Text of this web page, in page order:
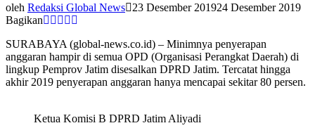
oleh Redaksi Global News 23 Desember 201924 Desember 2019
Bagikan
SURABAYA (global-news.co.id) – Minimnya penyerapan
anggaran hampir di semua OPD (Organisasi Perangkat Daerah) di
lingkup Pemprov Jatim disesalkan DPRD Jatim. Tercatat hingga
akhir 2019 penyerapan anggaran hanya mencapai sekitar 80 persen.
Ketua Komisi B DPRD Jatim Aliyadi